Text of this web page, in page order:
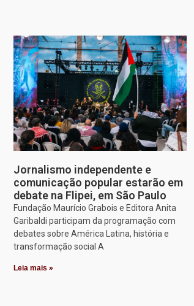
Jornalismo independente e
comunicação popular estarão em
debate na Flipei, em São Paulo
Fundação Maurício Grabois e Editora Anita
Garibaldi participam da programação com
debates sobre América Latina, história e
transformação social A
Leia mais »